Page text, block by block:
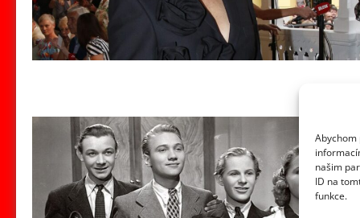
Abychom
našim
ID na
funkce.